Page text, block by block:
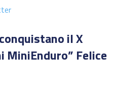
il X
MiniEnduro” Felice